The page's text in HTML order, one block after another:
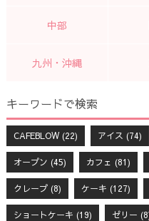
中部
九州・沖縄
キーワードで検索
CAFEBLOW(22) アイス (74)
オープン (45) カフェ (81)
クレープ(8) ケーキ (127)
ショートケーキ (19) ゼリー